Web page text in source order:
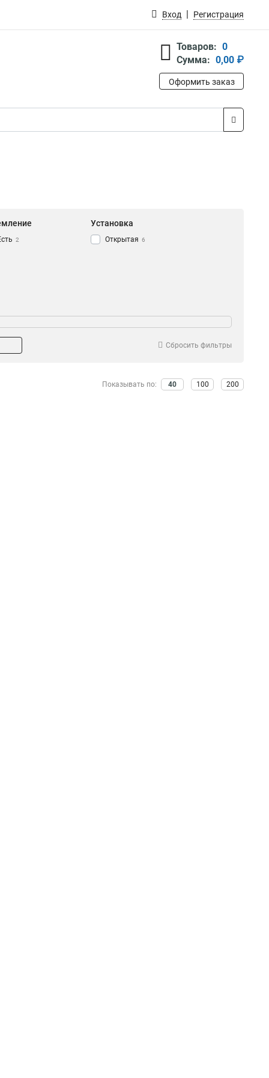
Вход Регистрация
Товаров: 0
Сумма: 0,00 ₽
Оформить заказ
2
Установка
Открытая 6
Сбросить фильтры
Показывать по: 40 100 200